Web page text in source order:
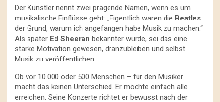
Der Künstler nennt zwei prägende Namen, wenn es um
musikalische Einflüsse geht: „Eigentlich waren die Beatles
der Grund, warum ich angefangen habe Musik zu machen.“
Als später Ed Sheeran bekannter wurde, sei das eine
starke Motivation gewesen, dranzubleiben und selbst
Musik zu veröffentlichen.
Ob vor 10.000 oder 500 Menschen – für den Musiker
macht das keinen Unterschied. Er möchte einfach alle
erreichen. Seine Konzerte richtet er bewusst nach der